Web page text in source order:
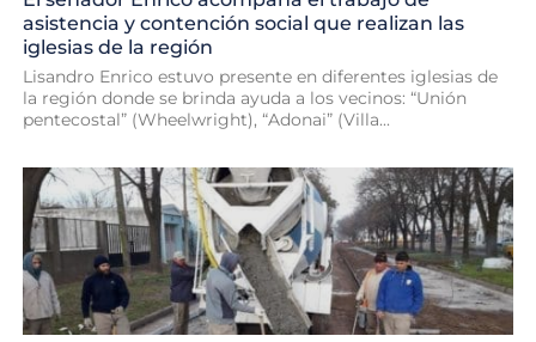
asistencia y contención social que realizan las
iglesias de la región
Lisandro Enrico estuvo presente en diferentes iglesias de
la región donde se brinda ayuda a los vecinos: “Unión
pentecostal” (Wheelwright), “Adonai” (Villa...